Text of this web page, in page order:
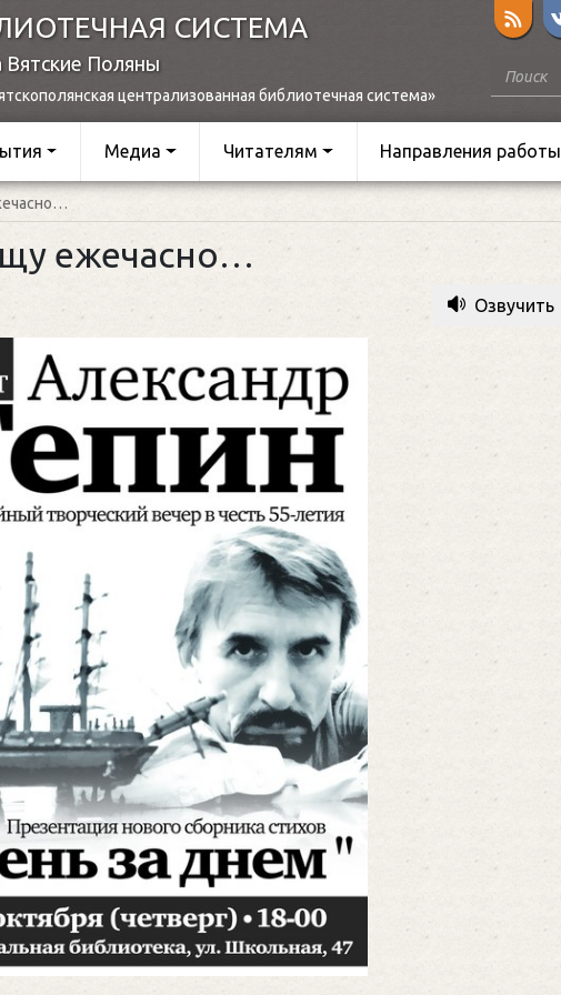
СИСТЕМА
Вятские Поляны
централизованная библиотечная система»
Медиа Читателям Направления работы
ежечасно…
Озвучить